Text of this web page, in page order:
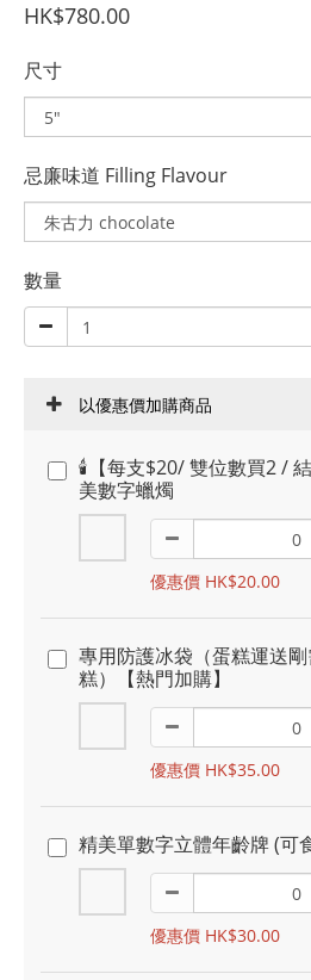
HK$780.00
尺寸
忌廉味道 Filling Flavour
數量
以優惠價加購商品
🕯️【每支$20/ 雙位數買2 /
美數字蠟燭
優惠價 HK$20.00
專用防護冰袋（蛋糕運送
糕）【熱門加購】
優惠價 HK$35.00
精美單數字立體年齡牌 (可
優惠價 HK$30.00